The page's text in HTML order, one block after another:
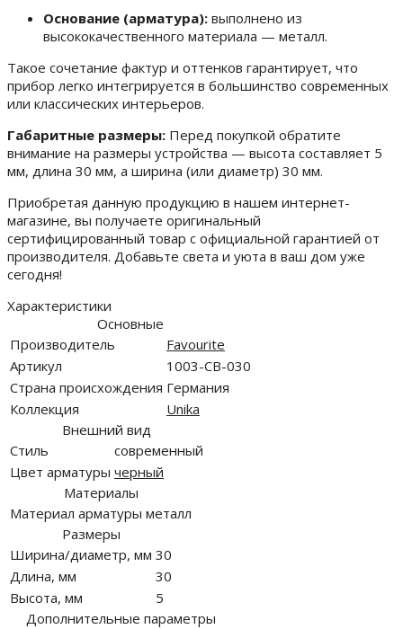
Основание (арматура): выполнено из
высококачественного материала — металл.
Такое сочетание фактур и оттенков гарантирует, что
прибор легко интегрируется в большинство современных
или классических интерьеров.
Габаритные размеры: Перед покупкой обратите
внимание на размеры устройства — высота составляет 5
мм, длина 30 мм, а ширина (или диаметр) 30 мм.
Приобретая данную продукцию в нашем интернет-
магазине, вы получаете оригинальный
сертифицированный товар с официальной гарантией от
производителя. Добавьте света и уюта в ваш дом уже
сегодня!
Характеристики
Основные
Производитель
Favourite
Артикул
1003-CB-030
Страна происхождения Германия
Коллекция
Unika
Внешний вид
Стиль
современный
Цвет арматуры черный
Материалы
Материал арматуры металл
Размеры
Ширина/диаметр, мм 30
Длина, мм
30
Высота, мм
5
Дополнительные параметры